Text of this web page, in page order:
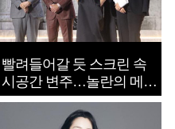
빨려들어갈 듯 스크린 속
시공간 변주…놀란의 메시
지는 ‘전쟁 속죄’